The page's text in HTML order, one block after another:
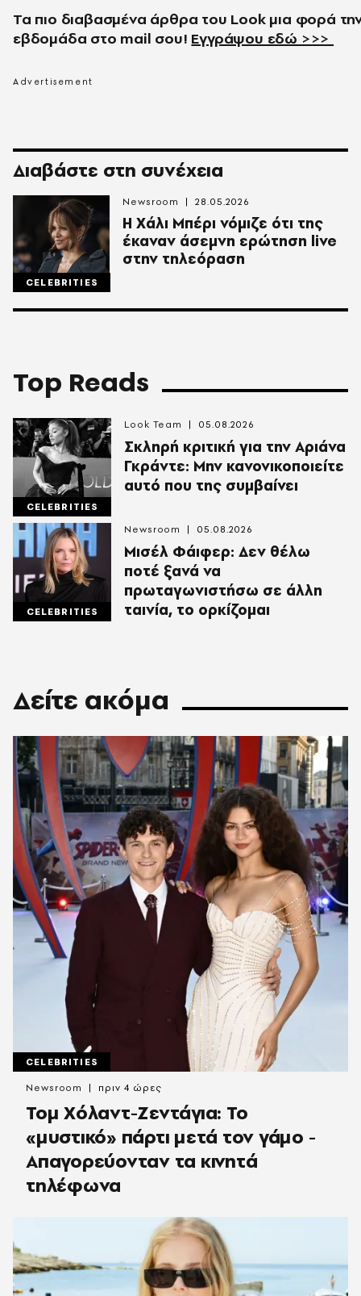
Τα πιο διαβασμένα άρθρα του Look μια φορά
εβδομάδα στο mail σου! Εγγράψου εδώ >>>
Διαβάστε στη συνέχεια
CELEBRITIES
Η Χάλι Μπέρι νόμιζε ότι της
έκαναν άσεμνη ερώτηση live
στην τηλεόραση
Newsroom 28.05.2026
Top Reads
CELEBRITIES
Σκληρή κριτική για την Αριάνα
Γκράντε: Μην κανονικοποιείτε
αυτό που της συμβαίνει
Look Team 05.08.2026
CELEBRITIES
Μισέλ Φάιφερ: Δεν θέλω
ποτέ ξανά να
πρωταγωνιστήσω σε άλλη
ταινία, το ορκίζομαι
Newsroom 05.08.2026
Δείτε ακόμα
CELEBRITIES
Τομ Χόλαντ-Ζεντάγια: Το
«μυστικό» πάρτι μετά τον γάμο -
Απαγορεύονταν τα κινητά
τηλέφωνα
Newsroom πριν 4 ώρες